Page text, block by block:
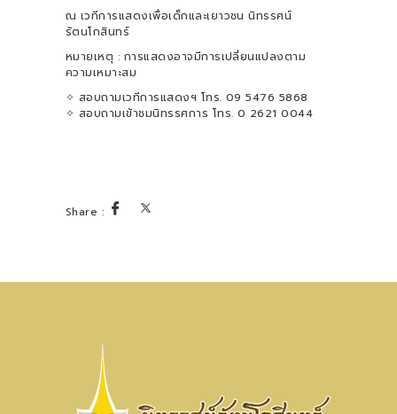
ณ เวทีการแสดงเพื่อเด็กและเยาวชน นิทรรศน์
รัตนโกสินทร์
หมายเหตุ : การแสดงอาจมีการเปลี่ยนแปลงตาม
ความเหมาะสม
✧ สอบถามเวทีการแสดงฯ โทร. 09 5476 5868
✧ สอบถามเข้าชมนิทรรศการ โทร. 0 2621 0044